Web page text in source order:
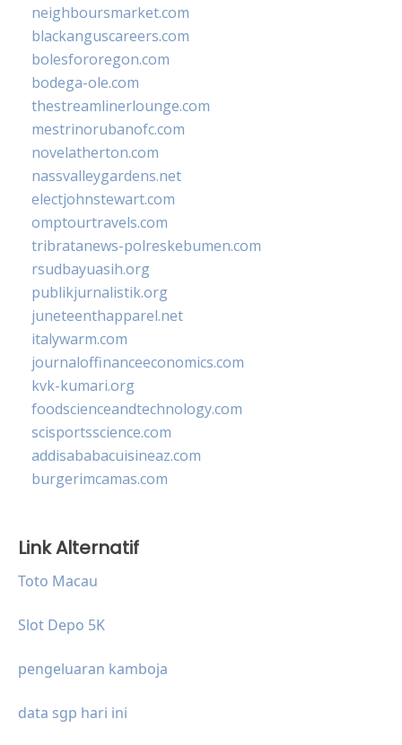
neighboursmarket.com
blackanguscareers.com
bolesfororegon.com
bodega-ole.com
thestreamlinerlounge.com
mestrinorubanofc.com
novelatherton.com
nassvalleygardens.net
electjohnstewart.com
omptourtravels.com
tribratanews-polreskebumen.com
rsudbayuasih.org
publikjurnalistik.org
juneteenthapparel.net
italywarm.com
journaloffinanceeconomics.com
kvk-kumari.org
foodscienceandtechnology.com
scisportsscience.com
addisababacuisineaz.com
burgerimcamas.com
Link Alternatif
Toto Macau
Slot Depo 5K
pengeluaran kamboja
data sgp hari ini